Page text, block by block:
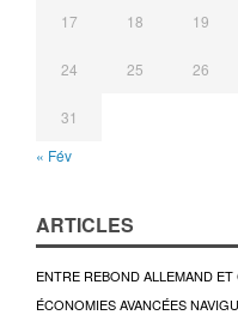
17 18 19
24 25 26
31
« Fév
ARTICLES
ENTRE REBOND ALLEMAND
ÉCONOMIES AVANCÉES